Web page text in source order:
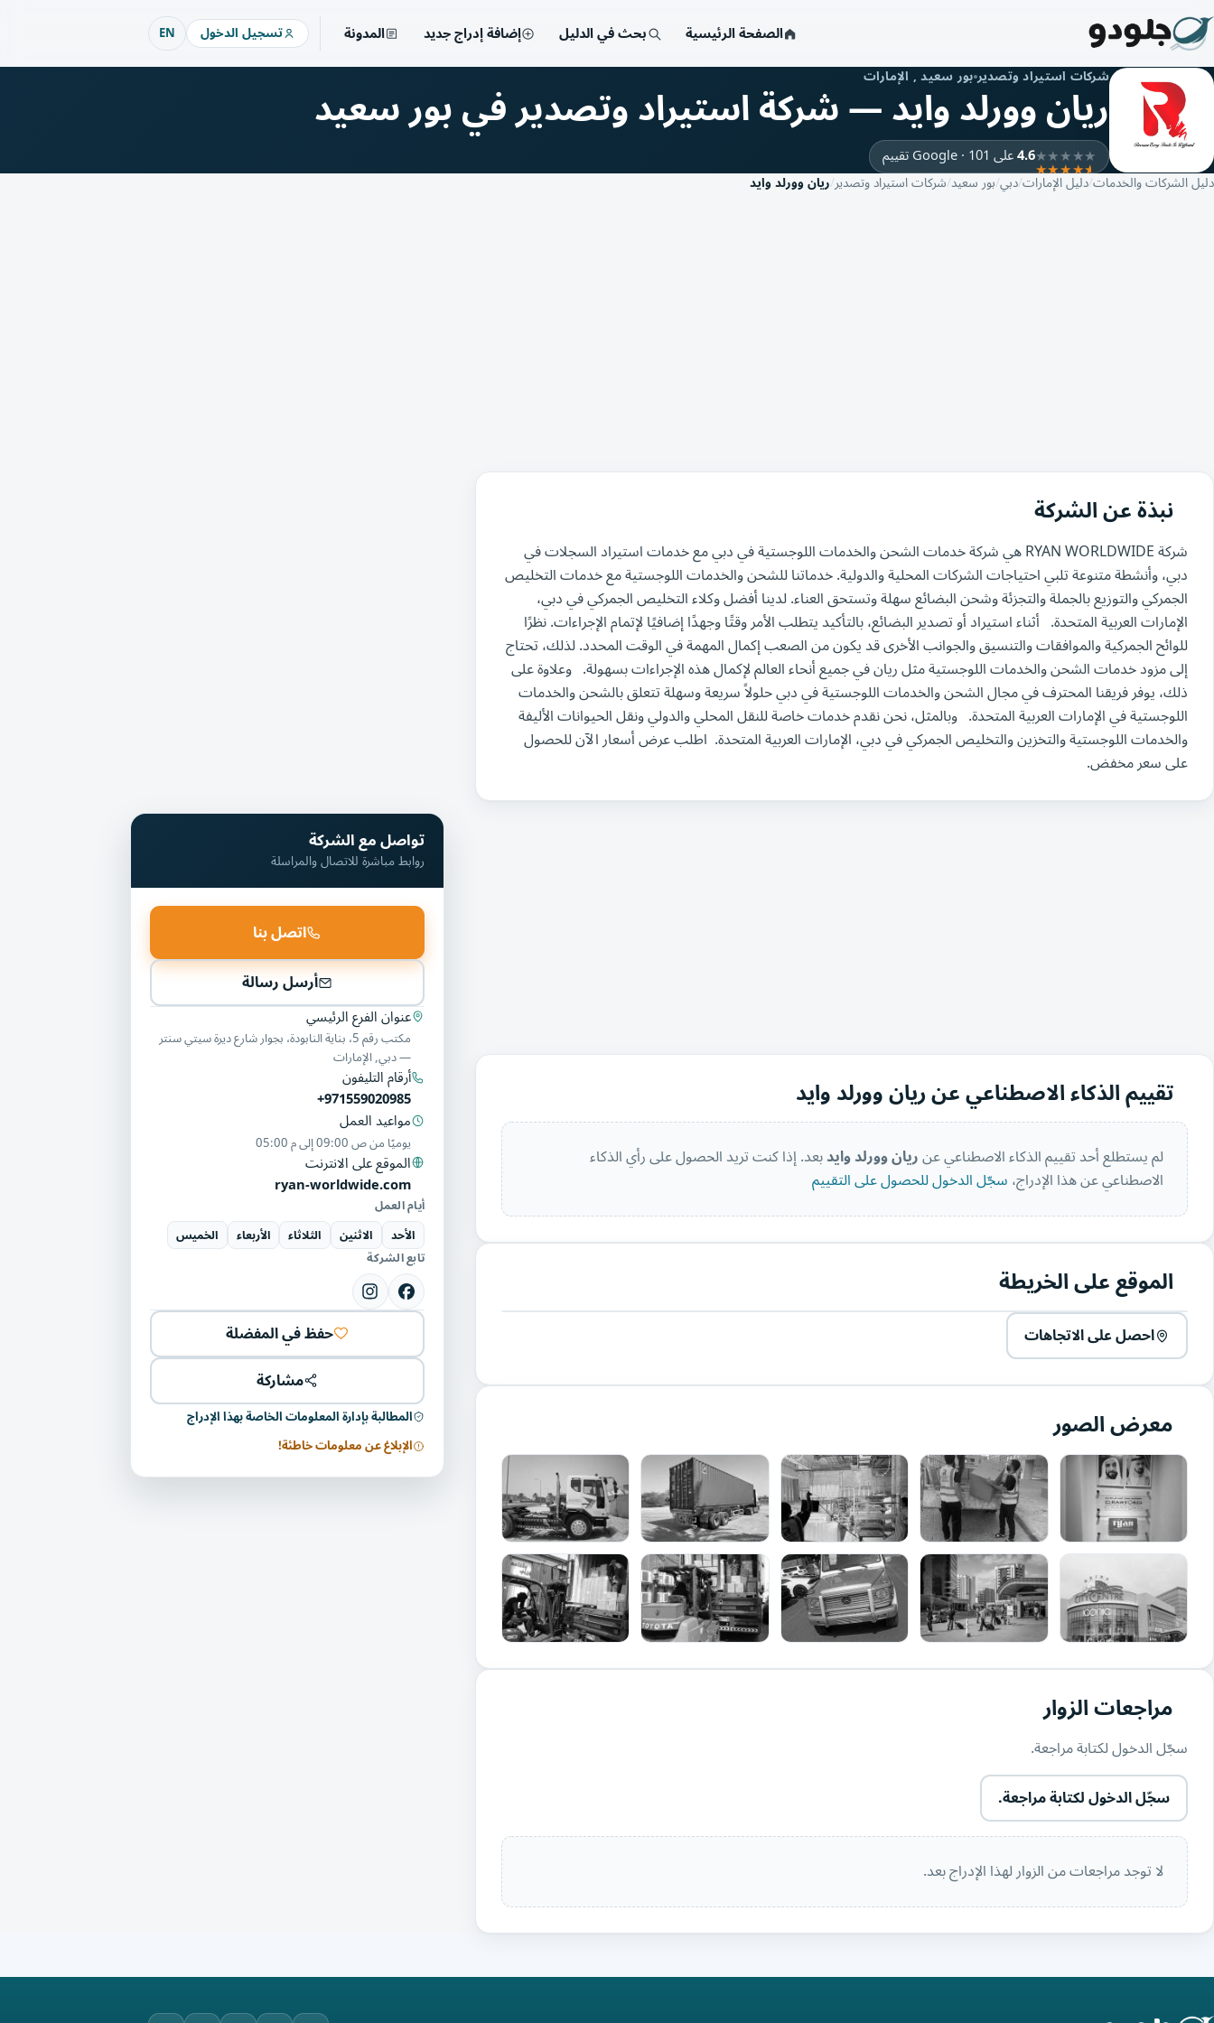
الصفحة الرئيسية بحث في الدليل إضافة إدراج جديد المدونة تسجيل الدخول EN
شركات استيراد وتصديربور سعيد , الإمارات
ريان وورلد وايد — شركة استيراد وتصدير في بور سعيد
4.6على Google · 101 تقييم
دليل الشركات والخدماتدليل الإماراتدبي بور سعيد شركات استيراد وتصدير ريان وورلد وايد
نبذة عن الشركة
شركة RYAN WORLDWIDE هي شركة خدمات الشحن والخدمات اللوجستية في دبي مع خدمات استيراد السجلات في
دبي، وأنشطة متنوعة تلبي احتياجات الشركات المحلية والدولية. خدماتنا للشحن والخدمات اللوجستية مع خدمات التخليص
الجمركي والتوزيع بالجملة والتجزئة وشحن البضائع سهلة وتستحق العناء. لدينا أفضل وكلاء التخليص الجمركي في دبي،
الإمارات العربية المتحدة. أثناء استيراد أو تصدير البضائع، بالتأكيد يتطلب الأمر وقتًا وجهدًا إضافيًا لإتمام الإجراءات. نظرًا
للوائح الجمركية والموافقات والتنسيق والجوانب الأخرى قد يكون من الصعب إكمال المهمة في الوقت المحدد. لذلك، تحتاج
إلى مزود خدمات الشحن والخدمات اللوجستية مثل ريان في جميع أنحاء العالم لإكمال هذه الإجراءات بسهولة. وعلاوة على
ذلك، يوفر فريقنا المحترف في مجال الشحن والخدمات اللوجستية في دبي حلولاً سريعة وسهلة تتعلق بالشحن والخدمات
اللوجستية في الإمارات العربية المتحدة. وبالمثل، نحن نقدم خدمات خاصة للنقل المحلي والدولي ونقل الحيوانات الأليفة
والخدمات اللوجستية والتخزين والتخليص الجمركي في دبي، الإمارات العربية المتحدة. اطلب عرض أسعار الآن للحصول
على سعر مخفض.
تقييم الذكاء الاصطناعي عن ريان وورلد وايد
لم يستطلع أحد تقييم الذكاء الاصطناعي عنريان وورلد وايدبعد. إذا كنت تريد الحصول على رأي الذكاء
الاصطناعي عن هذا الإدراج،سجّل الدخول للحصول على التقييم
الموقع على الخريطة
احصل على الاتجاهات
معرض الصور
مراجعات الزوار
سجّل الدخول لكتابة مراجعة.
سجّل الدخول لكتابة مراجعة.
لا توجد مراجعات من الزوار لهذا الإدراج بعد.
تواصل مع الشركة
روابط مباشرة للاتصال والمراسلة
اتصل بنا
أرسل رسالة
عنوان الفرع الرئيسي
مكتب رقم 5، بناية النابودة، بجوار شارع ديرة سيتي سنتر
— دبي, الإمارات
أرقام التليفون
+971559020985
مواعيد العمل
يوميًا من09:00 ص إلى05:00 م
الموقع على الانترنت
ryan-worldwide.com
أيام العمل
الأحد الاثنين الثلاثاء الأربعاء الخميس
تابع الشركة
حفظ في المفضلة
مشاركة
المطالبة بإدارة المعلومات الخاصة بهذا الإدراج
الإبلاغ عن معلومات خاطئة!